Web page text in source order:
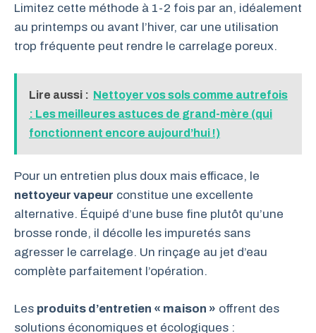
Limitez cette méthode à 1-2 fois par an, idéalement
au printemps ou avant l’hiver, car une utilisation
trop fréquente peut rendre le carrelage poreux.
Lire aussi : Nettoyer vos sols comme autrefois
: Les meilleures astuces de grand-mère (qui
fonctionnent encore aujourd’hui !)
Pour un entretien plus doux mais efficace, le
nettoyeur vapeur constitue une excellente
alternative. Équipé d’une buse fine plutôt qu’une
brosse ronde, il décolle les impuretés sans
agresser le carrelage. Un rinçage au jet d’eau
complète parfaitement l’opération.
Les produits d’entretien « maison » offrent des
solutions économiques et écologiques :